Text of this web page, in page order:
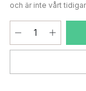
och är inte vårt